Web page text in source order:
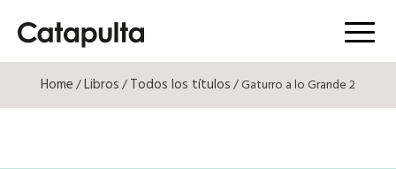
Menú
Home/Libros/Todos los títulos/ Gaturro a lo Grande 2